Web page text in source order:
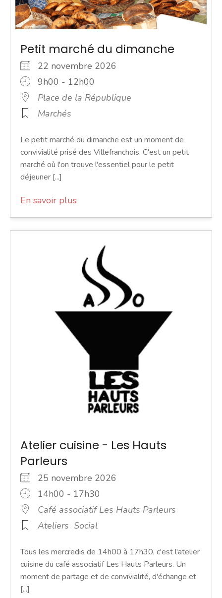
Petit marché du dimanche
22 novembre 2026
9h00 - 12h00
Place de la République
Marchés
Le petit marché du dimanche est un moment de
convivialité prisé des Villefranchois. C'est un petit
marché où l'on trouve l'essentiel pour le petit
déjeuner [...]
En savoir plus
Atelier cuisine - Les Hauts
Parleurs
25 novembre 2026
14h00 - 17h30
Café associatif Les Hauts Parleurs
Ateliers Social
Tous les mercredis de 14h00 à 17h30, c'est l'atelier
cuisine du café associatif Les Hauts Parleurs. Un
moment de partage et de convivialité, d'échange et
[...]